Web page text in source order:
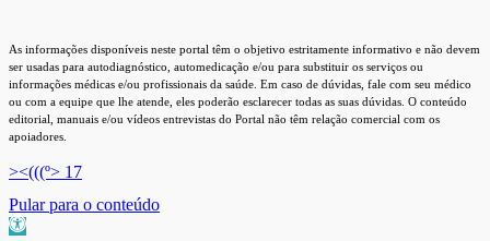
As informações disponíveis neste portal têm o objetivo estritamente informativo e não devem
ser usadas para autodiagnóstico, automedicação e/ou para substituir os serviços ou
informações médicas e/ou profissionais da saúde. Em caso de dúvidas, fale com seu médico
ou com a equipe que lhe atende, eles poderão esclarecer todas as suas dúvidas. O conteúdo
editorial, manuais e/ou vídeos entrevistas do Portal não têm relação comercial com os
apoiadores.
><(((º> 17
Pular para o conteúdo
Barra de Ferramentas Aberta